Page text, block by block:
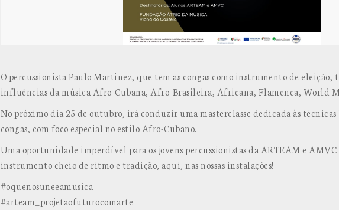
O percussionista Paulo Martinez, que tem as congas como instrumento de eleição,
influências da música Afro-Cubana, Afro-Brasileira, Africana, Flamenca, World
No próximo dia 25 de outubro, irá conduzir uma masterclasse dedicada às técnicas
congas, com foco especial no estilo Afro-Cubano.
Uma oportunidade imperdível para os jovens percussionistas da ARTEAM e
instrumento cheio de ritmo e tradição, aqui, nas nossas instalações!
#oquenosuneeamusica
#arteam_projetaofuturocomarte